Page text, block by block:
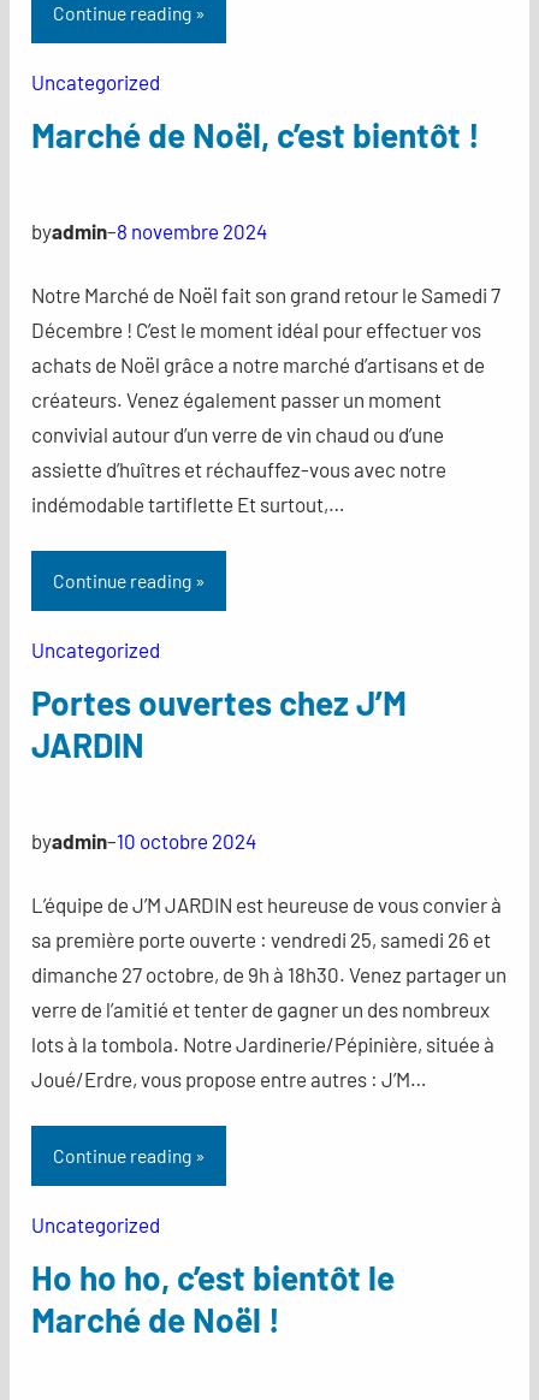
Continue reading »
Uncategorized
Marché de Noël, c’est bientôt !
byadmin–8 novembre 2024
Notre Marché de Noël fait son grand retour le Samedi 7
Décembre ! C’est le moment idéal pour effectuer vos
achats de Noël grâce a notre marché d’artisans et de
créateurs. Venez également passer un moment
convivial autour d’un verre de vin chaud ou d’une
assiette d’huîtres et réchauffez-vous avec notre
indémodable tartiflette Et surtout,…
Continue reading »
Uncategorized
Portes ouvertes chez J’M
JARDIN
byadmin–10 octobre 2024
L’équipe de J’M JARDIN est heureuse de vous convier à
sa première porte ouverte : vendredi 25, samedi 26 et
dimanche 27 octobre, de 9h à 18h30. Venez partager un
verre de l’amitié et tenter de gagner un des nombreux
lots à la tombola. Notre Jardinerie/Pépinière, située à
Joué/Erdre, vous propose entre autres : J’M…
Continue reading »
Uncategorized
Ho ho ho, c’est bientôt le
Marché de Noël !